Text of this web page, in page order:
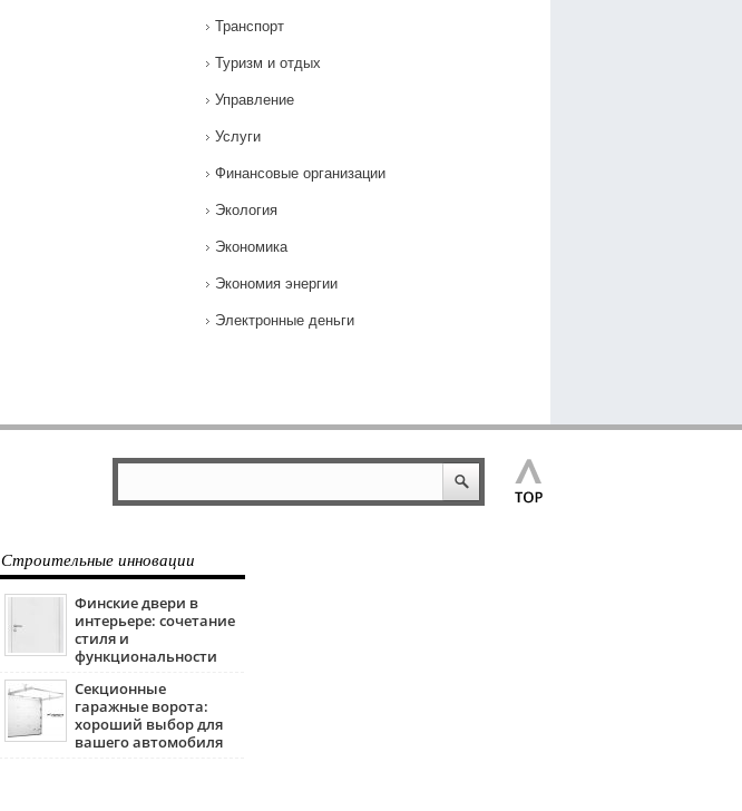
Транспорт
Туризм и отдых
Управление
Услуги
Финансовые организации
Экология
Экономика
Экономия энергии
Электронные деньги
Строительные инновации
Финские двери в
интерьере: сочетание
стиля и
функциональности
Секционные
гаражные ворота:
хороший выбор для
вашего автомобиля